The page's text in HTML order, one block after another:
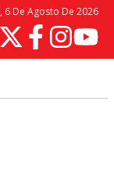
6 De Agosto De 2026